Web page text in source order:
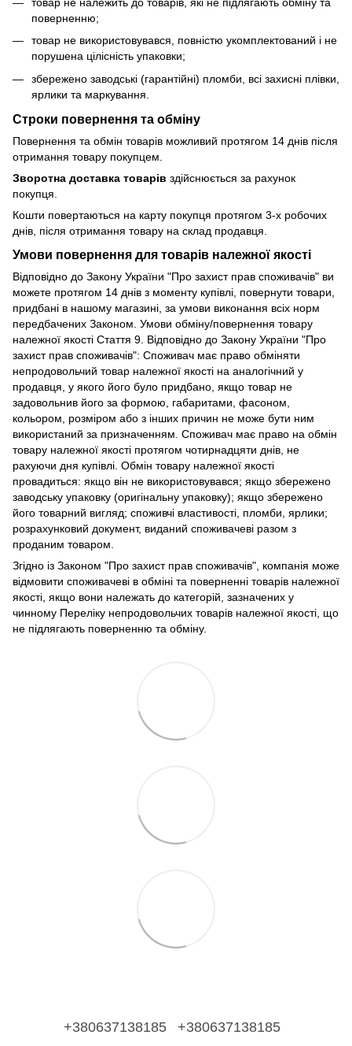
поверненню;
товар не використовувався, повністю укомплектований і не
порушена цілісність упаковки;
збережено заводські (гарантійні) пломби, всі захисні плівки,
ярлики та маркування.
Строки повернення та обміну
Повернення та обмін товарів можливий протягом 14 днів після
отримання товару покупцем.
Зворотна доставка товарів здійснюється за рахунок
покупця.
Кошти повертаються на карту покупця протягом 3-х робочих
днів, після отримання товару на склад продавця.
Умови повернення для товарів належної якості
Відповідно до Закону України "Про захист прав споживачів" ви
можете протягом 14 днів з моменту купівлі, повернути товари,
придбані в нашому магазині, за умови виконання всіх норм
передбачених Законом. Умови обміну/повернення товару
належної якості Стаття 9. Відповідно до Закону України "Про
захист прав споживачів": Споживач має право обміняти
непродовольчий товар належної якості на аналогічний у
продавця, у якого його було придбано, якщо товар не
задовольнив його за формою, габаритами, фасоном,
кольором, розміром або з інших причин не може бути ним
використаний за призначенням. Споживач має право на обмін
товару належної якості протягом чотирнадцяти днів, не
рахуючи дня купівлі. Обмін товару належної якості
провадиться: якщо він не використовувався; якщо збережено
заводську упаковку (оригінальну упаковку); якщо збережено
його товарний вигляд; споживчі властивості, пломби, ярлики;
розрахунковий документ, виданий споживачеві разом з
проданим товаром.
Згідно із Законом "Про захист прав споживачів", компанія може
відмовити споживачеві в обміні та поверненні товарів належної
якості, якщо вони належать до категорій, зазначених у
чинному Переліку непродовольчих товарів належної якості, що
не підлягають поверненню та обміну.
+380637138185 +380637138185